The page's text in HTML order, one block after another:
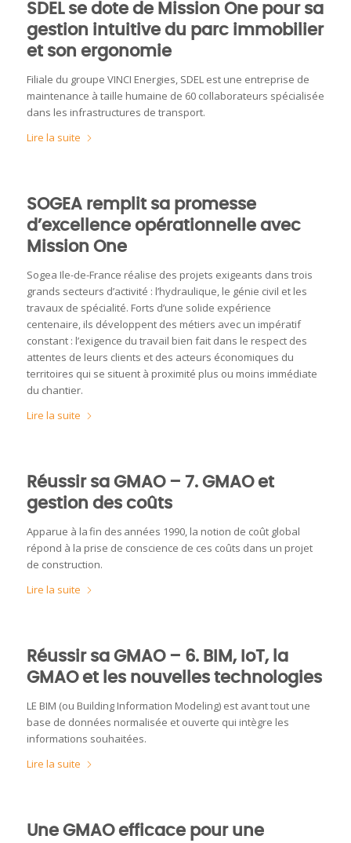
SDEL se dote de Mission One pour sa
gestion intuitive du parc immobilier
et son ergonomie
Filiale du groupe VINCI Energies, SDEL est une entreprise de
maintenance à taille humaine de 60 collaborateurs spécialisée
dans les infrastructures de transport.
Lire la suite
SOGEA remplit sa promesse
d’excellence opérationnelle avec
Mission One
Sogea Ile-de-France réalise des projets exigeants dans trois
grands secteurs d’activité : l’hydraulique, le génie civil et les
travaux de spécialité. Forts d’une solide expérience
centenaire, ils développent des métiers avec un impératif
constant : l’exigence du travail bien fait dans le respect des
attentes de leurs clients et des acteurs économiques du
territoires qui se situent à proximité plus ou moins immédiate
du chantier.
Lire la suite
Réussir sa GMAO – 7. GMAO et
gestion des coûts
Apparue à la fin des années 1990, la notion de coût global
répond à la prise de conscience de ces coûts dans un projet
de construction.
Lire la suite
Réussir sa GMAO – 6. BIM, IoT, la
GMAO et les nouvelles technologies
LE BIM (ou Building Information Modeling) est avant tout une
base de données normalisée et ouverte qui intègre les
informations souhaitées.
Lire la suite
Une GMAO efficace pour une